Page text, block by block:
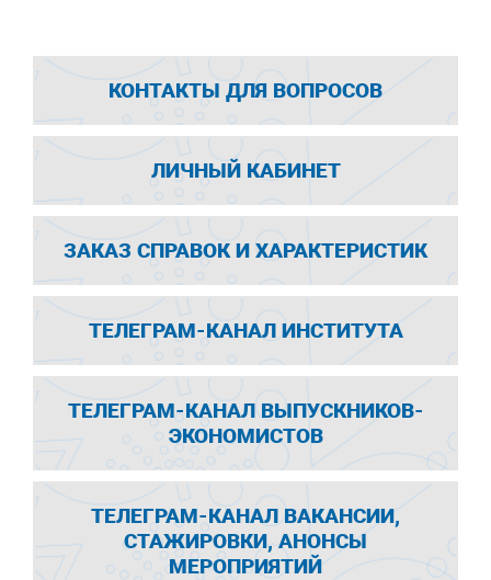
КОНТАКТЫ ДЛЯ ВОПРОСОВ
ЛИЧНЫЙ КАБИНЕТ
ЗАКАЗ СПРАВОК И ХАРАКТЕРИСТИК
ТЕЛЕГРАМ-КАНАЛ ИНСТИТУТА
ТЕЛЕГРАМ-КАНАЛ ВЫПУСКНИКОВ-
ЭКОНОМИСТОВ
ТЕЛЕГРАМ-КАНАЛ ВАКАНСИИ,
СТАЖИРОВКИ, АНОНСЫ
МЕРОПРИЯТИЙ